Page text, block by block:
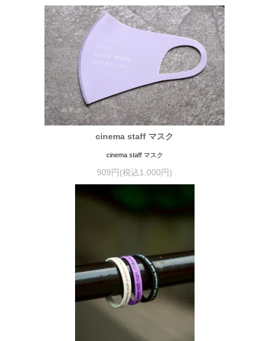
cinema staff マスク
cinema staff マスク
909円(税込1,000円)